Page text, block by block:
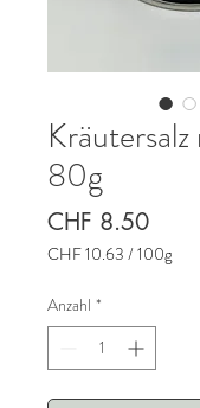
80g
CHF 8.50Preis
CHF 10.63 /100g
pro
100
Anzahl *